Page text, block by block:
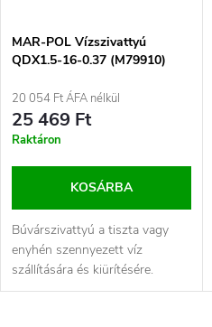
e
a
MAR-POL Vízszivattyú
QDX1.5-16-0.37 (M79910)
20 054 Ft ÁFA nélkül
25 469 Ft
Raktáron
KOSÁRBA
Búvárszivattyú a tiszta vagy
enyhén szennyezett víz
szállítására és kiürítésére.